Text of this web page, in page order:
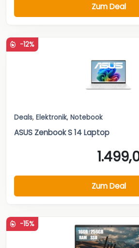
Zum Deal
-12%
Deals, Elektronik, Notebook
ASUS Zenbook S 14 Laptop
Zum Deal
-15%